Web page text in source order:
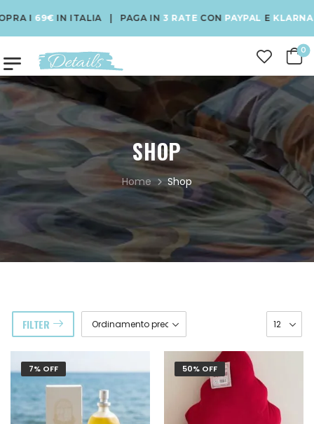
IN ITALIA | PAGA IN3 RATECONPAYPAL EKLARNA| USA
0
SHOP
Home Shop
FILTER
7% OFF 50% OFF